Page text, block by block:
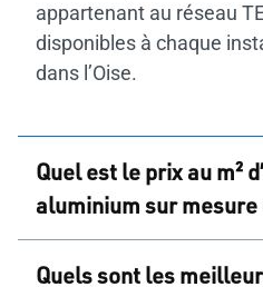
appartenant au réseau
disponibles à chaque
dans l’Oise.
Quel est le prix au m²
aluminium sur mesure
Quels sont les